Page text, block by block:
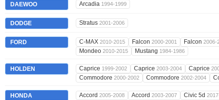
DAEWOO Arcadia 1994-1999
DODGE Stratus 2001-2006
FORD C-MAX 2010-2015 Falcon 2000-2001 Falcon 2006-
Mondeo 2010-2015 Mustang 1984-1986
HOLDEN Caprice 1999-2002 Caprice 2003-2004 Caprice
Commodore 2000-2002 Commodore 2002-2004
HONDA Accord 2005-2008 Accord 2003-2007 Civic 5d